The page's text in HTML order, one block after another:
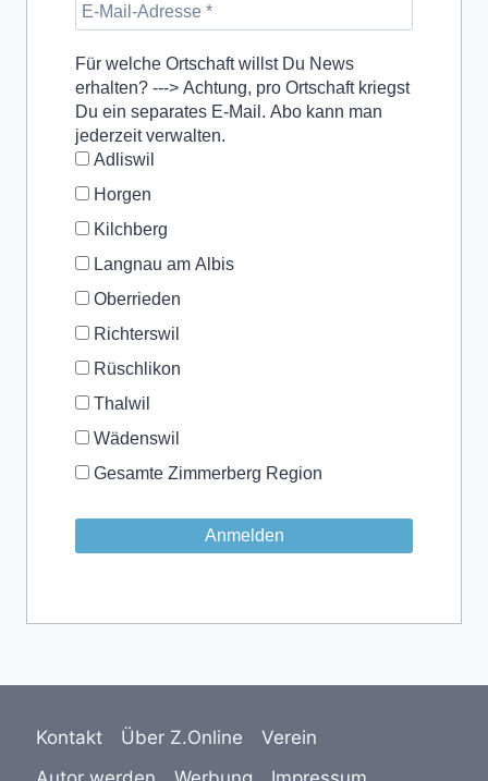
Für welche Ortschaft willst Du News
erhalten? ---> Achtung, pro Ortschaft kriegst
Du ein separates E-Mail. Abo kann man
jederzeit verwalten.
Adliswil
Horgen
Kilchberg
Langnau am Albis
Oberrieden
Richterswil
Rüschlikon
Thalwil
Wädenswil
Gesamte Zimmerberg Region
Kontakt Über Z.Online
Verein